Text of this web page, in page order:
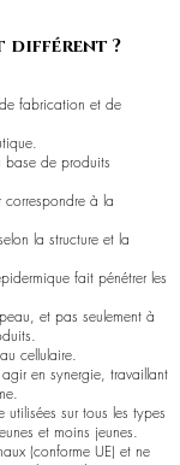
différent ?
fabrication et de
de produits
correspondre à la
la structure et la
fait pénétrer les
et pas seulement à
cellulaire.
en synergie, travaillant
utilisées sur tous les types
et moins jeunes.
(conforme UE) et ne